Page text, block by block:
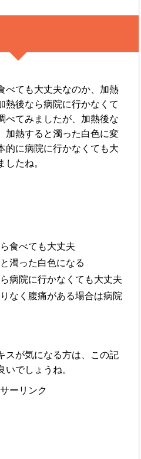
べても大丈夫なのか、加熱
熱後なら病院に行かなくて
べてみましたが、加熱後な
加熱すると濁った白色に変
的に病院に行かなくても大
したね。
食べても大丈夫
濁った白色になる
病院に行かなくても大丈夫
なく腹痛がある場合は病院
スが気になる方は、この記
でしょうね。
ーリンク